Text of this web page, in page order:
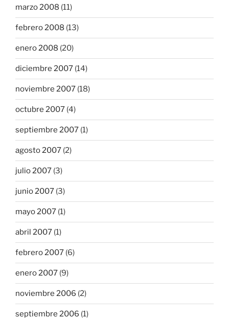
marzo 2008 (11)
febrero 2008 (13)
enero 2008 (20)
diciembre 2007 (14)
noviembre 2007 (18)
octubre 2007 (4)
septiembre 2007 (1)
agosto 2007 (2)
julio 2007 (3)
junio 2007 (3)
mayo 2007 (1)
abril 2007 (1)
febrero 2007 (6)
enero 2007 (9)
noviembre 2006 (2)
septiembre 2006 (1)